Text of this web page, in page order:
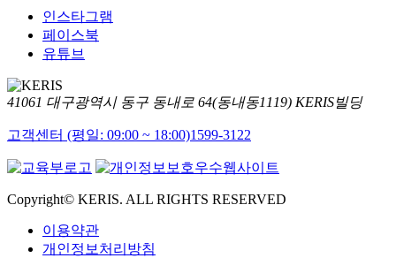
인스타그램
페이스북
유튜브
41061 대구광역시 동구 동내로 64(동내동1119) KERIS빌딩
고객센터 (평일: 09:00 ~ 18:00)1599-3122
Copyright© KERIS. ALL RIGHTS RESERVED
이용약관
개인정보처리방침